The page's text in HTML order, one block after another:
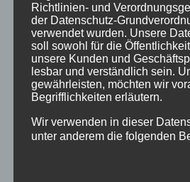
Tanzkurse, Workshops
Workshops für jeden am
teilnehmen! Anmeldng
info@deine-tanzschule.info
in unserer Tanzschule
spannendes Programm, das
geeignet ist! Über den
ihr die...
Richtlinien- und
der Datenschutz-
verwendet wurden. Unsere
soll sowohl für die
unsere Kunden und
lesbar und verständlich sein.
gewährleisten, möchten wir
Begrifflichkeiten erläutern.
Wir verwenden in dieser
unter anderem die folgenden